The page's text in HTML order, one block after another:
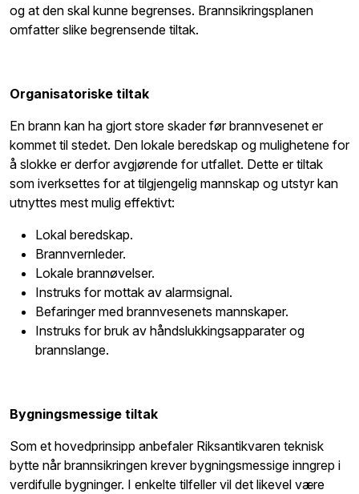
og at den skal kunne begrenses. Brannsikringsplanen
omfatter slike begrensende tiltak.
Organisatoriske tiltak
En brann kan ha gjort store skader før brannvesenet er
kommet til stedet. Den lokale beredskap og mulighetene for
å slokke er derfor avgjørende for utfallet. Dette er tiltak
som iverksettes for at tilgjengelig mannskap og utstyr kan
utnyttes mest mulig effektivt:
Lokal beredskap.
Brannvernleder.
Lokale brannøvelser.
Instruks for mottak av alarmsignal.
Befaringer med brannvesenets mannskaper.
Instruks for bruk av håndslukkingsapparater og
brannslange.
Bygningsmessige tiltak
Som et hovedprinsipp anbefaler Riksantikvaren teknisk
bytte når brannsikringen krever bygningsmessige inngrep i
verdifulle bygninger. I enkelte tilfeller vil det likevel være